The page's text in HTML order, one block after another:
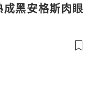
黑安格斯肉眼